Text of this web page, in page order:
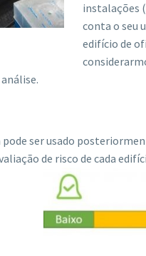
instalações (
conta o seu
edifício de
ser usado
de risco de cada